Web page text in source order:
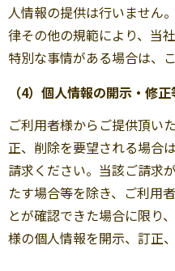
人情報の提供は行いません
律その他の規範により、当
特別な事情がある場合は、
（4）個人情報の開示・修
ご利用者様からご提供頂い
正、削除を要望される場合
請求ください。当該ご請求
たす場合等を除き、ご利用
とが確認できた場合に限り
様の個人情報を開示、訂正